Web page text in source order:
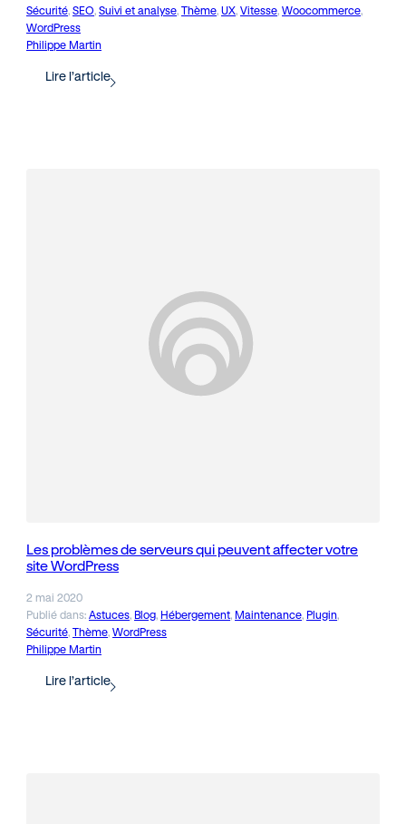
Sécurité SEO Suivi et analyse Thème UX Vitesse Woocommerce
WordPress
Philippe Martin
Lire l’article
Les problèmes de serveurs qui peuvent affecter votre
site WordPress
2 mai 2020
Publié dans: Astuces, Blog, Hébergement, Maintenance, Plugin
Sécurité, Thème, WordPress
Philippe Martin
Lire l’article